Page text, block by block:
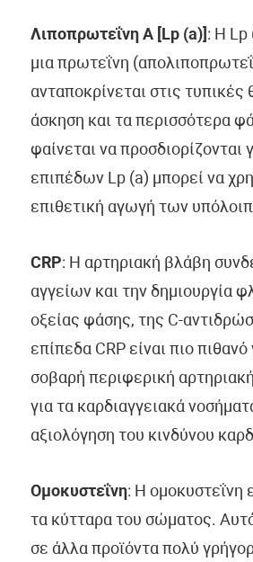
Λιποπρωτεΐνη Α [Lp (a)] : Η Lp
μια πρωτεΐνη
ανταποκρίνεται στις
άσκηση και τα περισσότερα
φαίνεται να
επιπέδων Lp (a) μπορεί να
επιθετική αγωγή των
CRP: Η αρτηριακή βλάβη
αγγείων και την δημιουργία
οξείας φάσης, της C-
επίπεδα CRP είναι πιο
σοβαρή περιφερική
για τα καρδιαγγειακά
αξιολόγηση του κινδύνου
Ομοκυστεΐνη: Η ομοκυστεΐνη
τα κύτταρα του σώματος.
σε άλλα προϊόντα πολύ